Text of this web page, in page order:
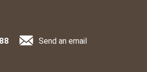
Send an email